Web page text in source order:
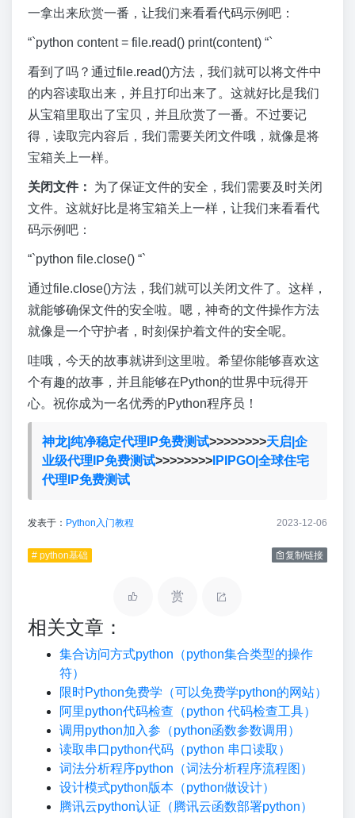
一拿出来欣赏一番，让我们来看看代码示例吧：
“`python content = file.read() print(content) “`
看到了吗？通过file.read()方法，我们就可以将文件中
的内容读取出来，并且打印出来了。这就好比是我们
从宝箱里取出了宝贝，并且欣赏了一番。不过要记
得，读取完内容后，我们需要关闭文件哦，就像是将
宝箱关上一样。
关闭文件：
为了保证文件的安全，我们需要及时关闭
文件。这就好比是将宝箱关上一样，让我们来看看代
码示例吧：
“`python file.close() “`
通过file.close()方法，我们就可以关闭文件了。这样，
就能够确保文件的安全啦。嗯，神奇的文件操作方法
就像是一个守护者，时刻保护着文件的安全呢。
哇哦，今天的故事就讲到这里啦。希望你能够喜欢这
个有趣的故事，并且能够在Python的世界中玩得开
心。祝你成为一名优秀的Python程序员！
神龙|纯净稳定代理IP免费测试>>>>>>>>天启|企
业级代理IP免费测试>>>>>>>>IPIPGO|全球住宅
代理IP免费测试
发表于： Python入门教程 2023-12-06
# python基础 复制链接
赏
相关文章：
集合访问方式python（python集合类型的操作
符）
限时Python免费学（可以免费学python的网站）
阿里python代码检查（python 代码检查工具）
调用python加入参（python函数参数调用）
读取串口python代码（python 串口读取）
词法分析程序python（词法分析程序流程图）
设计模式python版本（python做设计）
腾讯云python认证（腾讯云函数部署python）